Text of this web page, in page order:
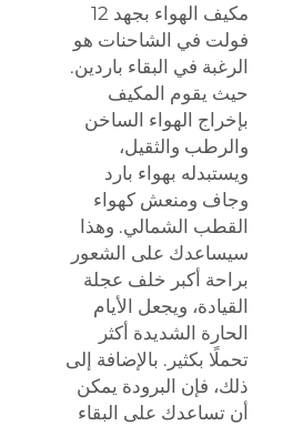
مكيف الهواء بجهد 12
فولت في الشاحنات هو
الرغبة في البقاء باردين.
حيث يقوم المكيف
بإخراج الهواء الساخن
والرطب والثقيل،
ويستبدله بهواء بارد
وجاف ومنعش كهواء
القطب الشمالي. وهذا
سيساعدك على الشعور
براحة أكبر خلف عجلة
القيادة، ويجعل الأيام
الحارة الشديدة أكثر
تحملًا بكثير. بالإضافة إلى
ذلك، فإن البرودة يمكن
أن تساعدك على البقاء